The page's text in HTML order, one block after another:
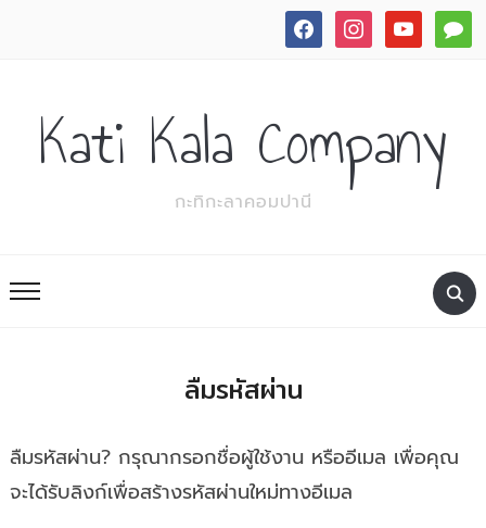
facebook instagramyoutube
Kati Kala Company
กะทิกะลาคอมปานี
ลืมรหัสผ่าน
ลืมรหัสผ่าน? กรุณากรอกชื่อผู้ใช้งาน หรืออีเมล เพื่อคุณ
จะได้รับลิงก์เพื่อสร้างรหัสผ่านใหม่ทางอีเมล